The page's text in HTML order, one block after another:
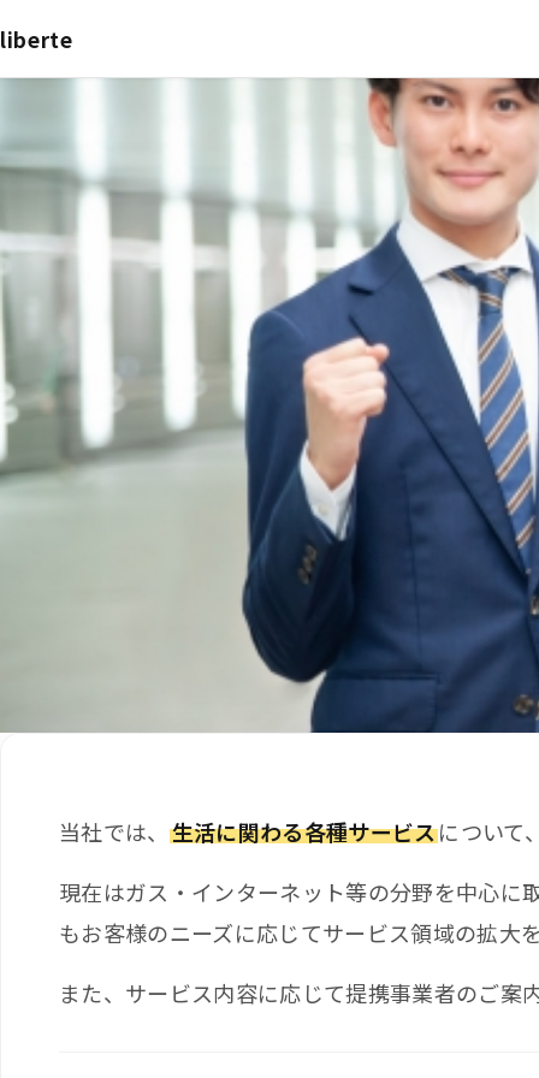
liberte
当社では、 生活に関わる各種サービスについて
現在はガス・インターネット等の分野を中心に
もお客様のニーズに応じてサービス領域の拡大
また、サービス内容に応じて提携事業者のご案